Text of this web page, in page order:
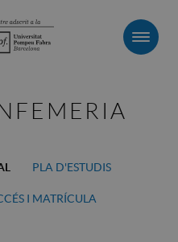
PLA D'ESTUDIS
I MATRÍCULA